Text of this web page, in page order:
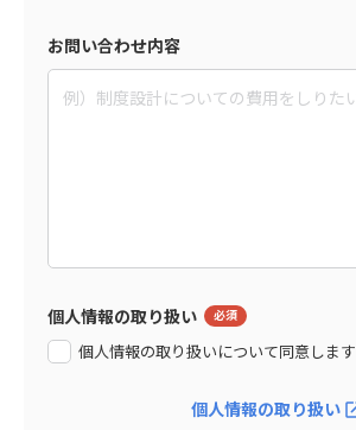
お問い合わせ内容
個人情報の取り扱い
個人情報の取り扱いについて同意します
個人情報の取り扱い